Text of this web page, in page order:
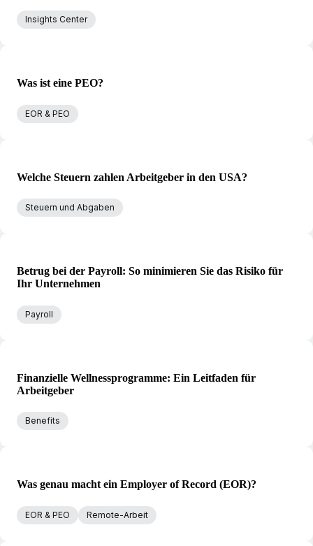
Insights Center
Was ist eine PEO?
EOR & PEO
Welche Steuern zahlen Arbeitgeber in den USA?
Steuern und Abgaben
Betrug bei der Payroll: So minimieren Sie das Risiko für
Ihr Unternehmen
Payroll
Finanzielle Wellnessprogramme: Ein Leitfaden für
Arbeitgeber
Benefits
Was genau macht ein Employer of Record (EOR)?
EOR & PEO Remote-Arbeit